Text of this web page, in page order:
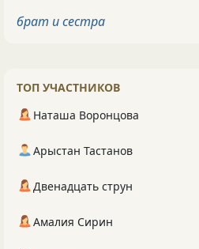
брат и сестра
ТОП УЧАСТНИКОВ
Наташа Воронцова
Арыстан Тастанов
Двенадцать струн
Амалия Сирин